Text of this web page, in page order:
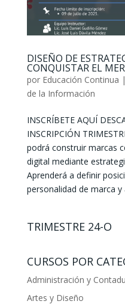
DISEÑO DE
CONQUISTAR EL
por Educación Continua |
de la Información
INSCRÍBETE AQUÍ
INSCRIPCIÓN
podrá construir marcas
digital mediante
Aprenderá a definir
personalidad de marca y
TRIMESTRE 24-O
CURSOS POR
Administración y
Artes y Diseño